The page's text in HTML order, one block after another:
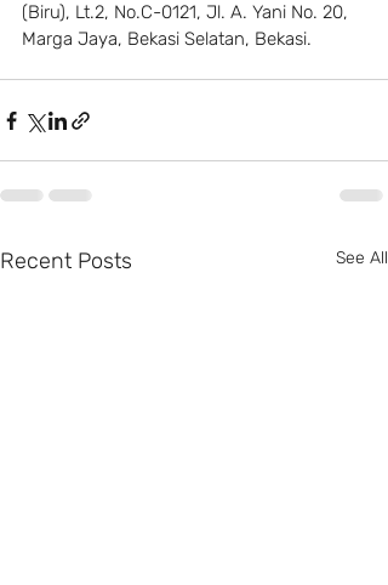
(Biru), Lt.2, No.C-0121, Jl. A. Yani No. 20,
Marga Jaya, Bekasi Selatan, Bekasi.
Recent Posts See All